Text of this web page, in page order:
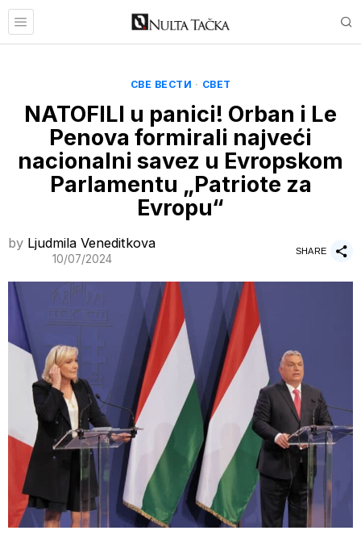
СВЕ ВЕСТИ · СВЕТ
NATOFILI u panici! Orban i Le
Penova formirali najveći
nacionalni savez u Evropskom
Parlamentu „Patriote za
Evropu“
by Ljudmila Veneditkova
10/07/2024
SHARE